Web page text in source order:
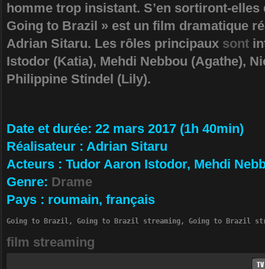
homme trop insistant. S’en sortiront-
Going to Brazil » est un film dramatique
Adrian Sitaru. Les rôles principaux sont
Istodor (Katia), Mehdi Nebbou (Agathe),
Philippine Stindel (Lily).
Da­te et durée: 22 mars 2017 (1h 40min)
Ré­alisateur : Adrian Sitaru
Ac­teurs : Tudor Aaron Istodor, Mehdi
Ge­nre: Drame
Pa­ys : roumain, français
Going to Brazil, Going to Brazil streaming, Going to Brazil
film streaming